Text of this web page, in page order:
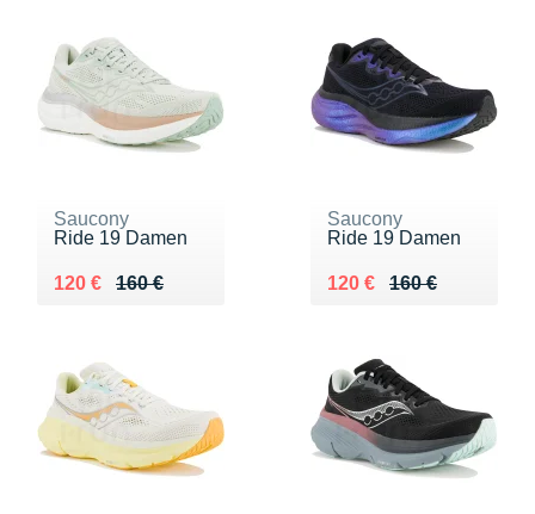
Saucony
Ride 19 Damen
160 €
Au lieu de 160 €
120 €
Vendu 120 €
Saucony
Ride 19 Damen
160 €
Au lieu de 160 €
120 €
Vendu 120 €